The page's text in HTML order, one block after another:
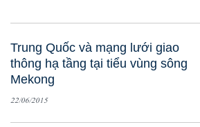
Trung Quốc và mạng lưới giao
thông hạ tầng tại tiểu vùng sông
Mekong
22/06/2015